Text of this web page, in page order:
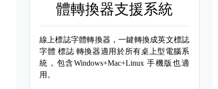
體轉換器支援系統
線上標誌字體轉換器，一鍵轉換成英文標誌
字體 標誌 轉換器適用於所有桌上型電腦系
統，包含Windows+Mac+Linux 手機版也適
用。